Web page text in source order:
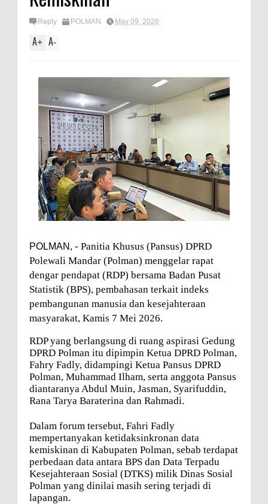
Reply POLMAN May 09, 2026
A+ A-
POLMAN, - Panitia Khusus (Pansus) DPRD
Polewali Mandar (Polman) menggelar rapat
dengar pendapat (RDP) bersama Badan Pusat
Statistik (BPS), pembahasan terkait indeks
pembangunan manusia dan kesejahteraan
masyarakat, Kamis 7 Mei 2026.
RDP yang berlangsung di ruang aspirasi Gedung
DPRD Polman itu dipimpin Ketua DPRD Polman,
Fahry Fadly, didampingi Ketua Pansus DPRD
Polman, Muhammad Ilham, serta anggota Pansus
diantaranya Abdul Muin, Jasman, Syarifuddin,
Rana Tarya Baraterina dan Rahmadi.
Dalam forum tersebut, Fahri Fadly
mempertanyakan ketidaksinkronan data
kemiskinan di Kabupaten Polman, sebab terdapat
perbedaan data antara BPS dan Data Terpadu
Kesejahteraan Sosial (DTKS) milik Dinas Sosial
Polman yang dinilai masih sering terjadi di
lapangan.